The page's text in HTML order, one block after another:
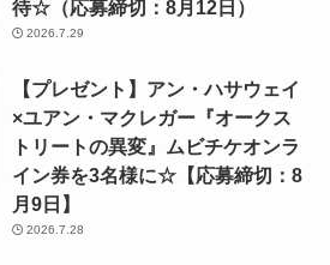
待☆（応募締切：8月12日）
2026.7.29
【プレゼント】アン・ハサウェイ
×ユアン・マクレガー『オークス
トリートの異変』ムビチケオンラ
イン券を3名様に☆【応募締切：8
月9日】
2026.7.28